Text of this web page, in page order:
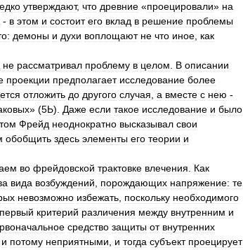
утверждают, что древние «проецировали» на
- в этом и состоит его вклад в решение проблемы
демоны и духи воплощают не что иное как
не рассматривал проблему в целом В описании
проекции предполагает исследование более
отложить до другого случая а вместе с нею -
» (5Ь). Даже если такое исследование и было
Фрейд неоднократно высказывал свои
обобщить здесь элементы его теории и
во фрейдовской трактовке влечения
Как
вида возбуждений порождающих напряжение: те
невозможно избежать поскольку необходимого
первый критерий различения между внутренним и
средство защиты от внутренних
и потому неприятными и тогда субъект проецирует